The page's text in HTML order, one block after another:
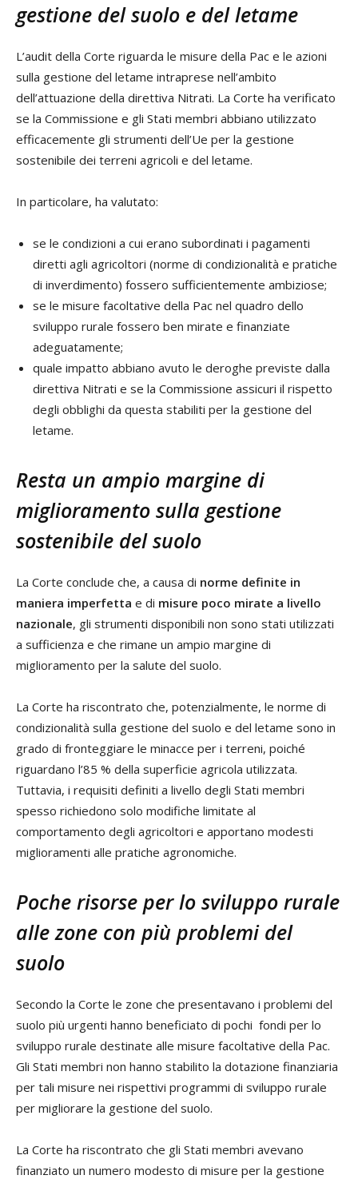
gestione del suolo e del letame
L’audit della Corte riguarda le misure della Pac e le azioni
sulla gestione del letame intraprese nell’ambito
dell’attuazione della direttiva Nitrati. La Corte ha verificato
se la Commissione e gli Stati membri abbiano utilizzato
efficacemente gli strumenti dell’Ue per la gestione
sostenibile dei terreni agricoli e del letame.
In particolare, ha valutato:
se le condizioni a cui erano subordinati i pagamenti
diretti agli agricoltori (norme di condizionalità e pratiche
di inverdimento) fossero sufficientemente ambiziose;
se le misure facoltative della Pac nel quadro dello
sviluppo rurale fossero ben mirate e finanziate
adeguatamente;
quale impatto abbiano avuto le deroghe previste dalla
direttiva Nitrati e se la Commissione assicuri il rispetto
degli obblighi da questa stabiliti per la gestione del
letame.
Resta un ampio margine di
miglioramento sulla gestione
sostenibile del suolo
La Corte conclude che, a causa di norme definite in
maniera imperfetta e di misure poco mirate a livello
nazionale, gli strumenti disponibili non sono stati utilizzati
a sufficienza e che rimane un ampio margine di
miglioramento per la salute del suolo.
La Corte ha riscontrato che, potenzialmente, le norme di
condizionalità sulla gestione del suolo e del letame sono in
grado di fronteggiare le minacce per i terreni, poiché
riguardano l’85 % della superficie agricola utilizzata.
Tuttavia, i requisiti definiti a livello degli Stati membri
spesso richiedono solo modifiche limitate al
comportamento degli agricoltori e apportano modesti
miglioramenti alle pratiche agronomiche.
Poche risorse per lo sviluppo rurale
alle zone con più problemi del
suolo
Secondo la Corte le zone che presentavano i problemi del
suolo più urgenti hanno beneficiato di pochi fondi per lo
sviluppo rurale destinate alle misure facoltative della Pac.
Gli Stati membri non hanno stabilito la dotazione finanziaria
per tali misure nei rispettivi programmi di sviluppo rurale
per migliorare la gestione del suolo.
La Corte ha riscontrato che gli Stati membri avevano
finanziato un numero modesto di misure per la gestione